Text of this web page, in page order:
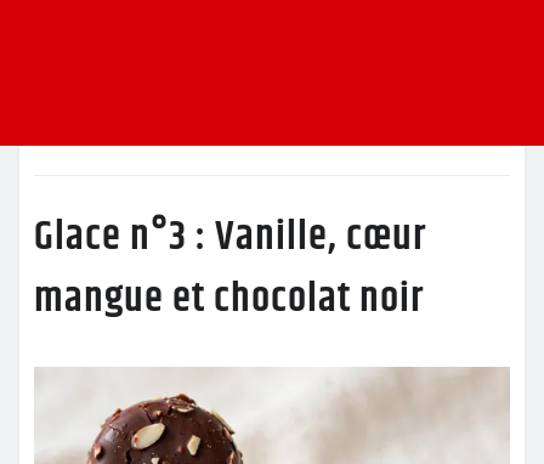
Glace n°3 : Vanille, cœur
mangue et chocolat noir